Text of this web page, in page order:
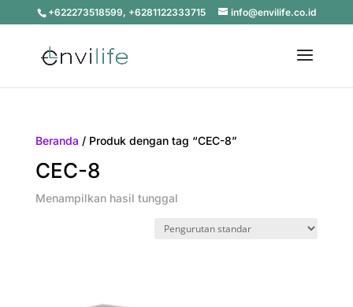
+622273518599, +6281122333715 info@envilife.co.id
Beranda / Produk dengan tag “CEC-8”
CEC-8
Menampilkan hasil tunggal